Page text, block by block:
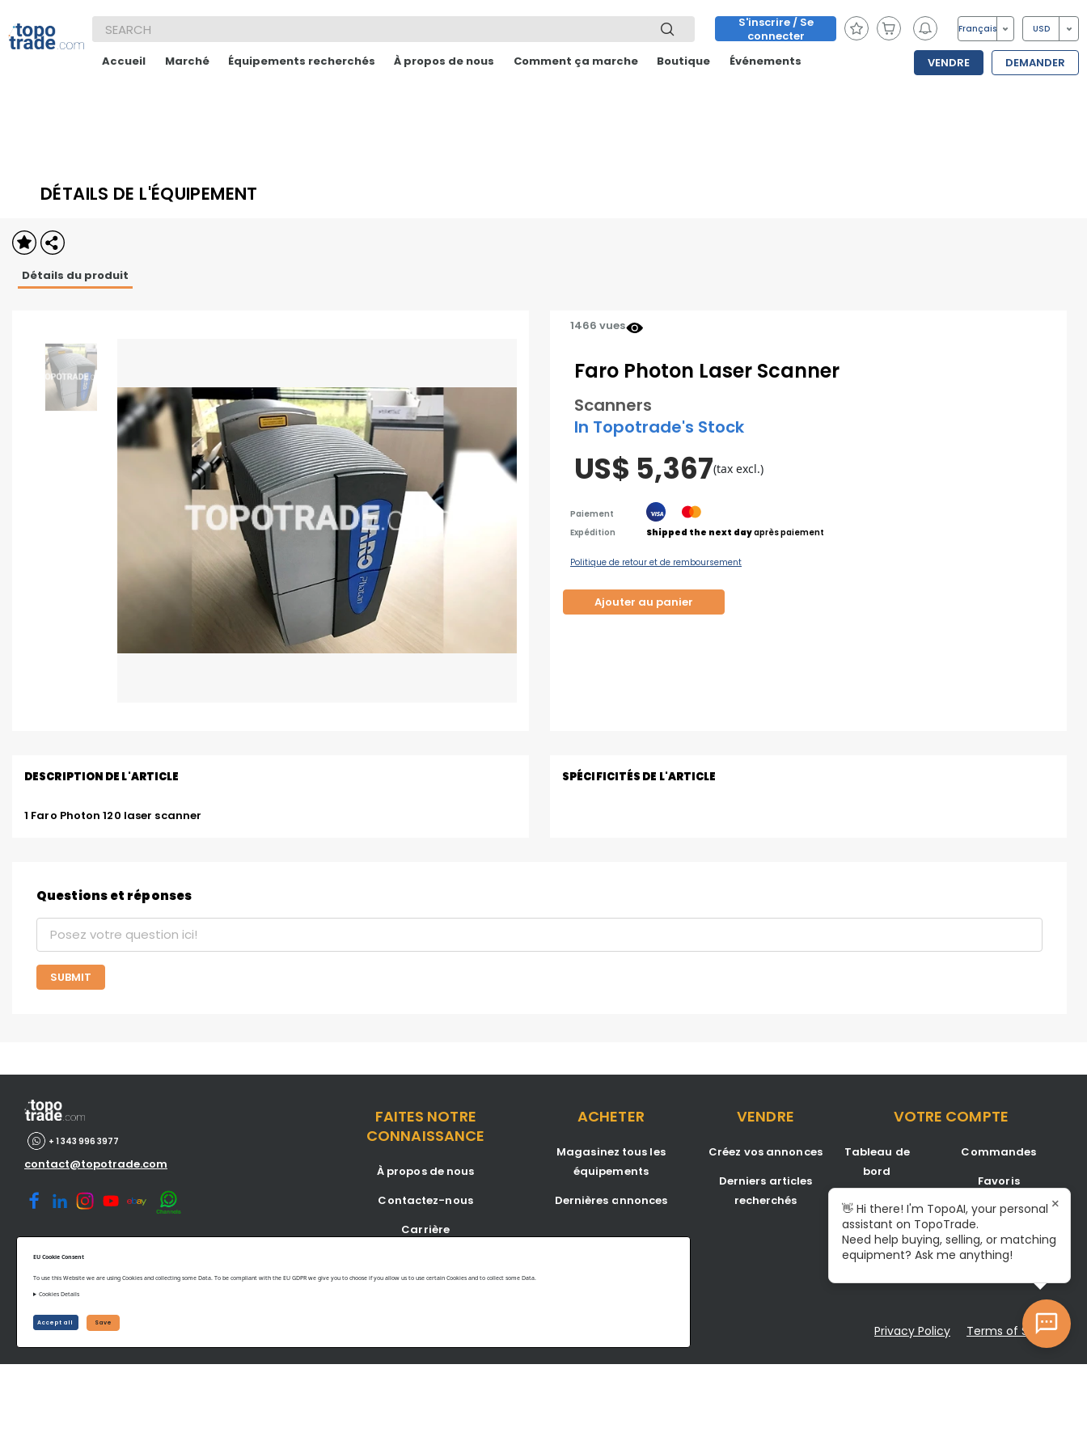
EU Cookie Consent
To use this Website we are using Cookies and collecting some Data. To be compliant with the EU GDPR we give you to choose if you allow us to use certain Cookies and to collect some Data.
Cookies Details
Accept all Save
S'inscrire / Se
connecter
Français USD
Accueil Marché Équipements recherchés À propos de nous Comment ça marche Boutique Événements VENDRE DEMANDER
DÉTAILS DE L'ÉQUIPEMENT
Détails du produit
1466 vues
Faro Photon Laser Scanner
Scanners
In Topotrade's Stock
US$ 5,367(tax excl.)
Paiement
Expédition
Shipped the next dayaprès paiement
Politique de retour et de remboursement
Ajouter au panier
DESCRIPTION DE L'ARTICLE
1 Faro Photon 120 laser scanner
SPÉCIFICITÉS DE L'ARTICLE
Questions et réponses
SUBMIT
+ 1 343 996 3977
contact@topotrade.com
FAITES NOTRE
CONNAISSANCE
À propos de nous
Contactez-nous
Carrière
ACHETER
Magasinez tous les
équipements
Dernières annonces
VENDRE
Créez vos annonces
Derniers articles
recherchés
VOTRE COMPTE
Tableau de
bord
Annonces
Boîte de
réception
Commandes
Favoris
Inscription/Connexion
Become A Service
Center
©www.topotrade.com All rights reserved from 2017 to 2026 Privacy Policy Terms of Service
👋 Hi there! I'm TopoAI, your personal
assistant on TopoTrade.
Need help buying, selling, or matching
equipment? Ask me anything!
×